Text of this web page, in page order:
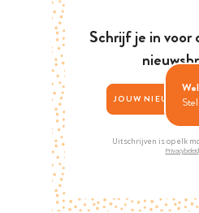
Schrijf je in voor
Uitschrijven is op elk
Privacybeleid